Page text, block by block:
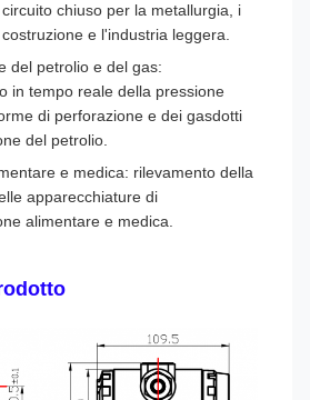
chiuso per la metallurgia, i
e l'industria leggera.
del petrolio e del gas:
in tempo reale della pressione
di perforazione e dei gasdotti
del petrolio.
e medica: rilevamento della
apparecchiature di
alimentare e medica.